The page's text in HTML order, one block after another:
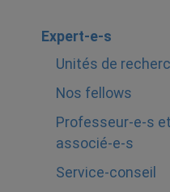
Expert-e-s
Unités de
Nos fellows
Professeur-e-s
associé-e-s
Service-conseil